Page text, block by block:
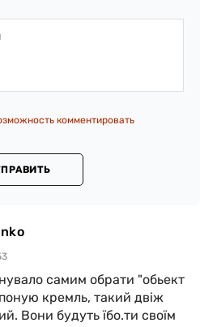
комментировать
самим обрати "обьект
кремль, такий двіж
Вони будуть їбо.ти своїм